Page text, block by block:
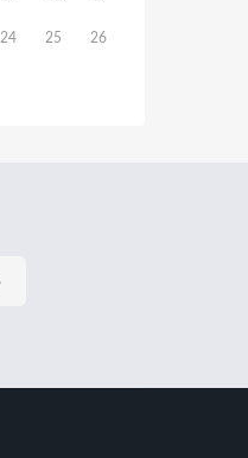
24 25 26